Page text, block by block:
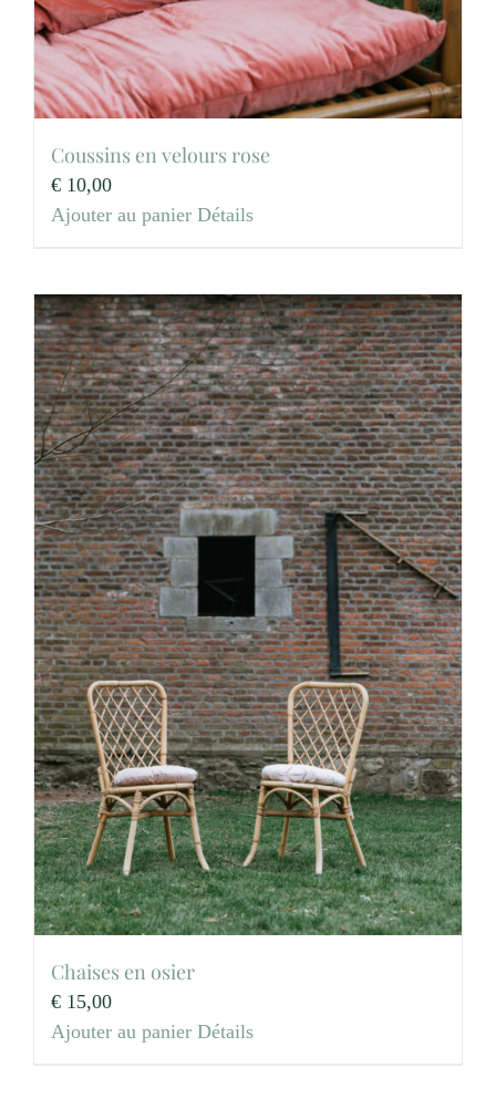
Coussins en velours rose
€ 10,00
Ajouter au panier Détails
Chaises en osier
€ 15,00
Ajouter au panier Détails